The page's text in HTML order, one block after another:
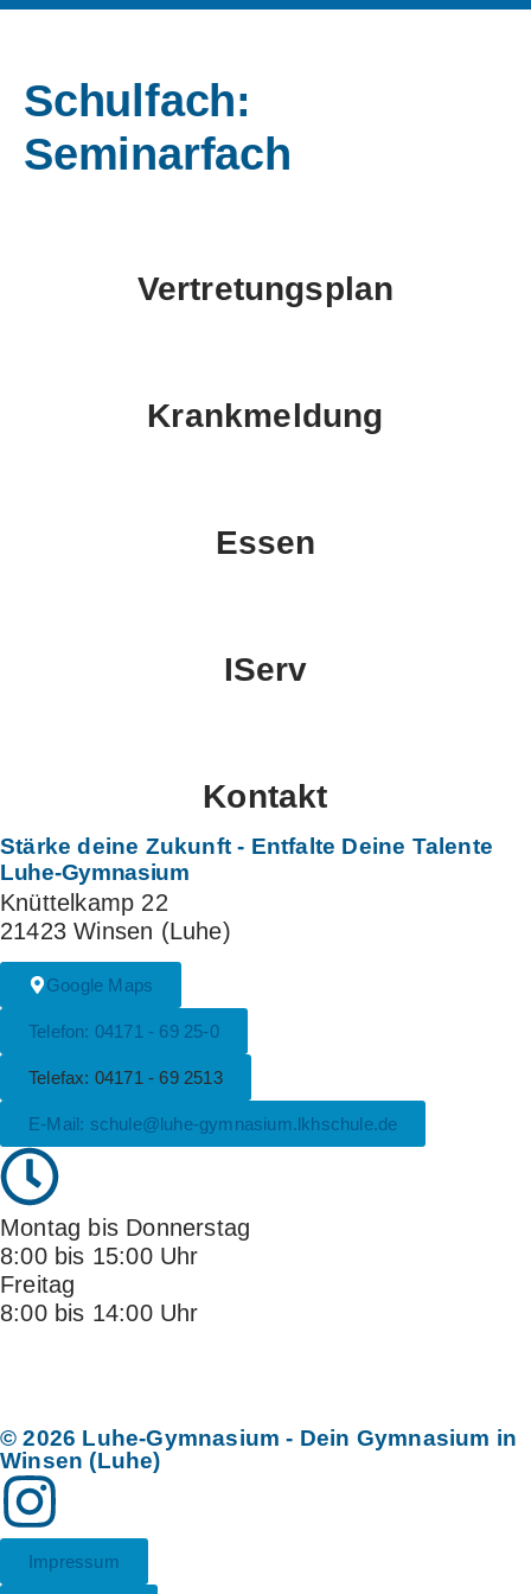
Schulfach:
Seminarfach
Vertretungsplan
Krankmeldung
Essen
IServ
Kontakt
Stärke deine Zukunft- Entfalte Deine Talente
Luhe-Gymnasium
Knüttelkamp 22
21423 Winsen (Luhe)
Google Maps
Telefon: 04171 - 69 25-0
Telefax: 04171 - 69 2513
E-Mail: schule@luhe-gymnasium.lkhschule.de
Montag bis Donnerstag
8:00 bis 15:00 Uhr
Freitag
8:00 bis 14:00 Uhr
© 2026 Luhe-Gymnasium - Dein Gymnasium in
Winsen (Luhe)
Impressum